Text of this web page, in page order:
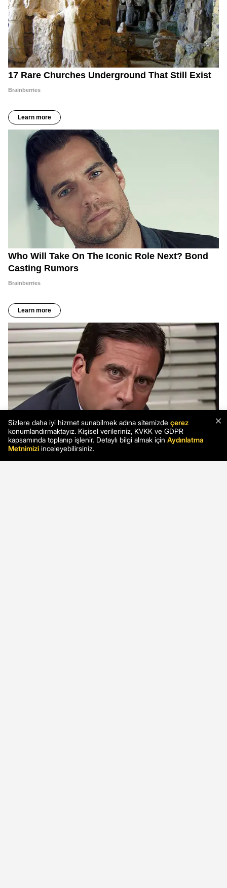
×
Sizlere daha iyi hizmet sunabilmek adına sitemizde çerez
konumlandırmaktayız. Kişisel verileriniz, KVKK ve GDPR
kapsamında toplanıp işlenir. Detaylı bilgi almak için Aydınlatma
Metnimizi inceleyebilirsiniz.